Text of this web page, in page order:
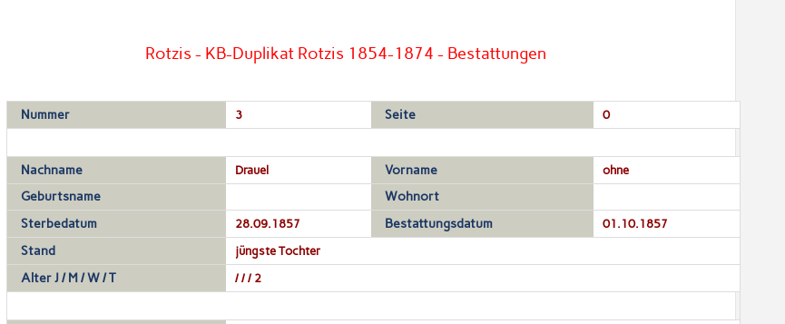
Rotzis - KB-Duplikat Rotzis 1854-1874 - Bestattungen
Nummer 3 Seite 0
Nachname Drauel Vorname ohne
Geburtsname
Wohnort
Sterbedatum
28.09.1857 Bestattungsdatum 01.10.1857
Stand jüngste Tochter
Alter J / M / W / T / / / 2